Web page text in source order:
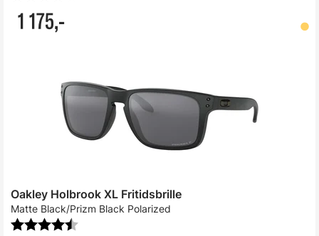
1 175,-
Oakley Holbrook XL Fritidsbrille
Matte Black/Prizm Black Polarized
Karakter: